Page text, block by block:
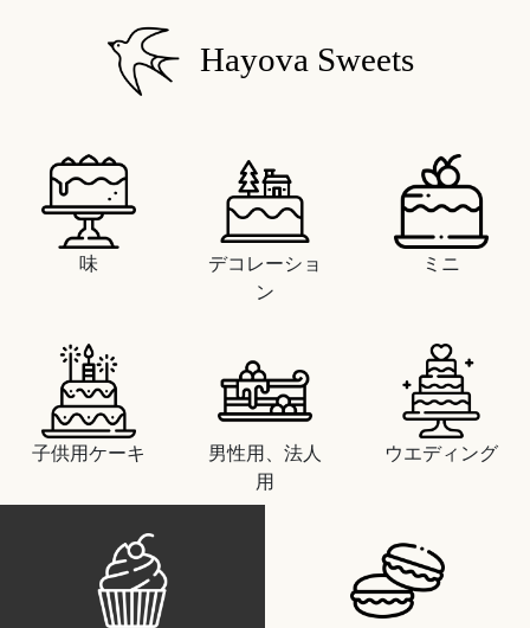
Hayova Sweets
味
デコレーショ
ン
ミニ
子供用ケーキ
男性用、法人
用
ウエディング